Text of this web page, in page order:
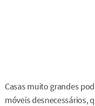
Casas muito grandes
móveis desnecessários,